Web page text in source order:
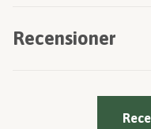
Recensioner